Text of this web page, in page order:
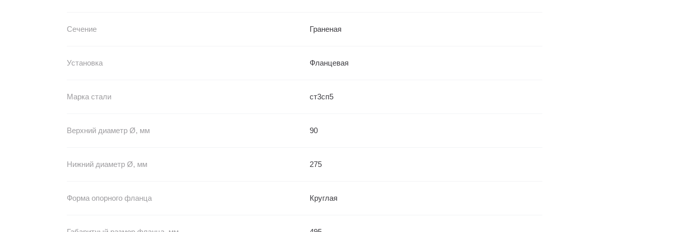
Сечение Граненая
Установка Фланцевая
Марка стали ст3сп5
Верхний диаметр Ø, мм 90
Нижний диаметр Ø, мм 275
Форма опорного фланца Круглая